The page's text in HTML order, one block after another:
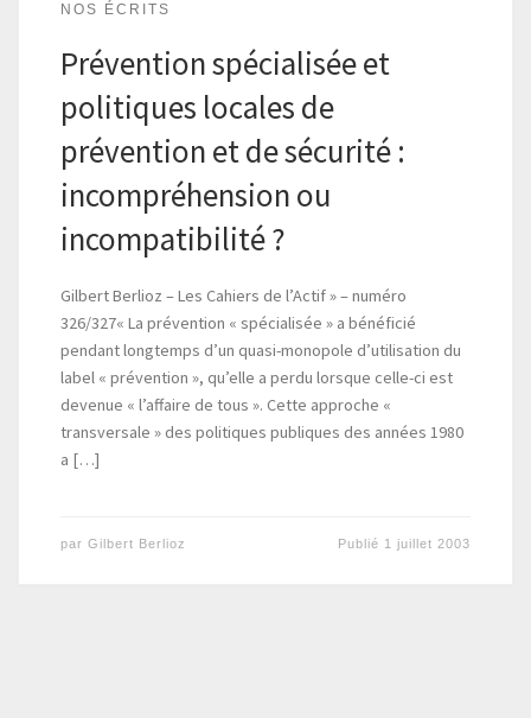
NOS ÉCRITS
Prévention spécialisée et
politiques locales de
prévention et de sécurité :
incompréhension ou
incompatibilité ?
Gilbert Berlioz – Les Cahiers de l’Actif » – numéro
326/327« La prévention « spécialisée » a bénéficié
pendant longtemps d’un quasi-monopole d’utilisation du
label « prévention », qu’elle a perdu lorsque celle-ci est
devenue « l’affaire de tous ». Cette approche «
transversale » des politiques publiques des années 1980
a […]
par Gilbert Berlioz Publié 1 juillet 2003